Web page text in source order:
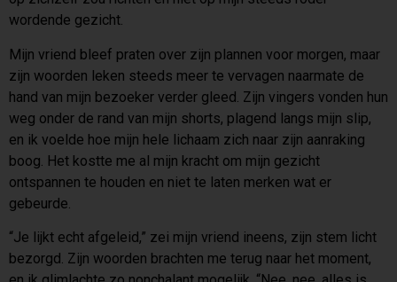
wordende gezicht.
Mijn vriend bleef praten over zijn plannen voor morgen, maar
zijn woorden leken steeds meer te vervagen naarmate de
hand van mijn bezoeker verder gleed. Zijn vingers vonden hun
weg onder de rand van mijn shorts, plagend langs mijn slip,
en ik voelde hoe mijn hele lichaam zich naar zijn aanraking
boog. Het kostte me al mijn kracht om mijn gezicht
ontspannen te houden en niet te laten merken wat er
gebeurde.
“Je lijkt echt afgeleid,” zei mijn vriend ineens, zijn stem licht
bezorgd. Zijn woorden brachten me terug naar het moment,